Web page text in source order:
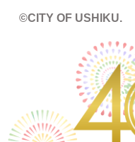
©CITY OF USHIKU.